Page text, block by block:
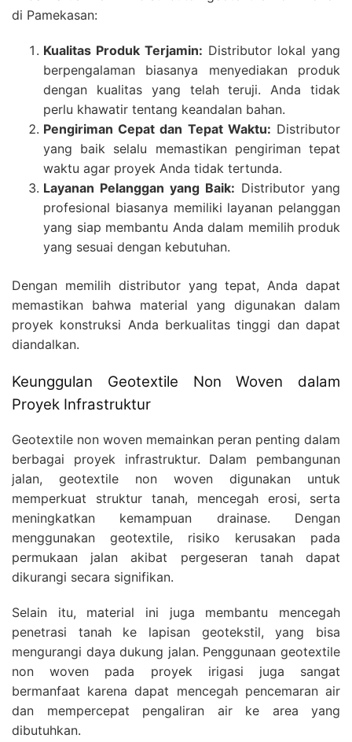
di Pamekasan:
Kualitas Produk Terjamin: Distributor lokal yang
berpengalaman biasanya menyediakan produk
dengan kualitas yang telah teruji. Anda tidak
perlu khawatir tentang keandalan bahan.
Pengiriman Cepat dan Tepat Waktu: Distributor
yang baik selalu memastikan pengiriman tepat
waktu agar proyek Anda tidak tertunda.
Layanan Pelanggan yang Baik: Distributor yang
profesional biasanya memiliki layanan pelanggan
yang siap membantu Anda dalam memilih produk
yang sesuai dengan kebutuhan.
Dengan memilih distributor yang tepat, Anda dapat
memastikan bahwa material yang digunakan dalam
proyek konstruksi Anda berkualitas tinggi dan dapat
diandalkan.
Keunggulan Geotextile Non Woven dalam
Proyek Infrastruktur
Geotextile non woven memainkan peran penting dalam
berbagai proyek infrastruktur. Dalam pembangunan
jalan, geotextile non woven digunakan untuk
memperkuat struktur tanah, mencegah erosi, serta
meningkatkan kemampuan drainase. Dengan
menggunakan geotextile, risiko kerusakan pada
permukaan jalan akibat pergeseran tanah dapat
dikurangi secara signifikan.
Selain itu, material ini juga membantu mencegah
penetrasi tanah ke lapisan geotekstil, yang bisa
mengurangi daya dukung jalan. Penggunaan geotextile
non woven pada proyek irigasi juga sangat
bermanfaat karena dapat mencegah pencemaran air
dan mempercepat pengaliran air ke area yang
dibutuhkan.